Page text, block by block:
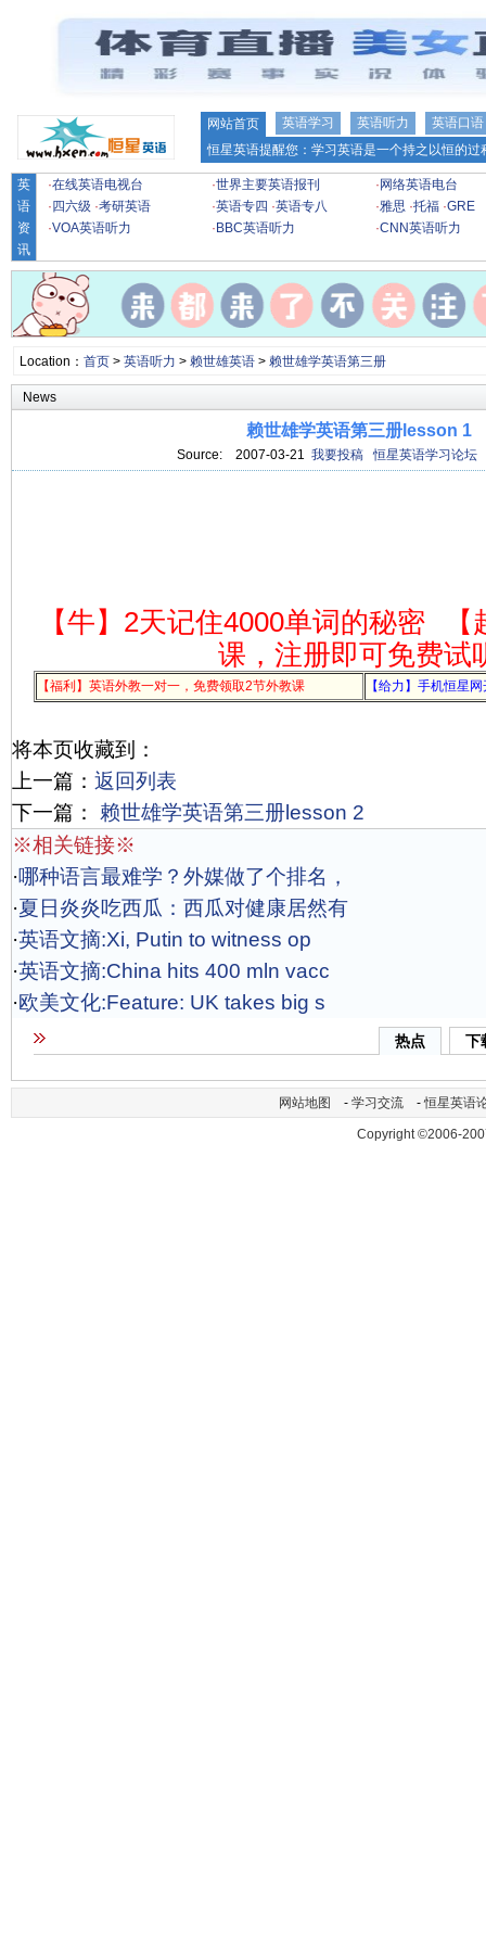
网站首页 英语学习 英语听力
英语口语
恒星英语提醒您：学习英语是一个持之以恒的
英
语
资
讯
·在线英语电视台 ·世界主要英语报刊 · 网络英语电台
· 四六级 ·考研英语 ·英语专四 ·英语专八 ·雅思 ·托福 ·GRE
·VOA英语听力 · BBC英语听力 ·CNN英语听力
Location： 首页> 英语听力 > 赖世雄英语> 赖世雄学英语第三册
News
赖世雄学英语第三册lesson 1
Source: 2007-03-21 我要投稿 恒星英语学习论坛
【牛】2天记住4000单词的秘密
课，注册即可免费试
【福利】英语外教一对一，免费领取2节外教课 【给力】手机恒星
将本页收藏到：
上一篇： 返回列表
下一篇：
赖世雄学英语第三册lesson 2
※相关链接※
·哪种语言最难学？外媒做了个排名，
·夏日炎炎吃西瓜：西瓜对健康居然有
·英语文摘:Xi, Putin to witness op
·英语文摘:China hits 400 mln vacc
·欧美文化:Feature: UK takes big s
热点 下
网站地图 - 学习交流 -恒星英语
Copyright ©2006-